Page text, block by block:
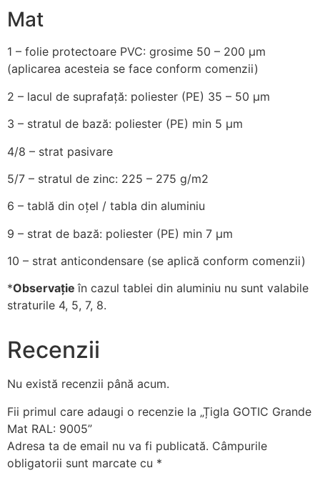
Mat
1 – folie protectoare PVC: grosime 50 – 200 µm
(aplicarea acesteia se face conform comenzii)
2 – lacul de suprafață: poliester (PE) 35 – 50 µm
3 – stratul de bază: poliester (PE) min 5 µm
4/8 – strat pasivare
5/7 – stratul de zinc: 225 – 275 g/m2
6 – tablă din oțel / tabla din aluminiu
9 – strat de bază: poliester (PE) min 7 µm
10 – strat anticondensare (se aplică conform comenzii)
*Observațieîn cazul tablei din aluminiu nu sunt valabile
straturile 4, 5, 7, 8.
Recenzii
Nu există recenzii până acum.
Fii primul care adaugi o recenzie la „Țigla GOTIC Grande
Mat RAL: 9005”
Adresa ta de email nu va fi publicată. Câmpurile
obligatorii sunt marcate cu *